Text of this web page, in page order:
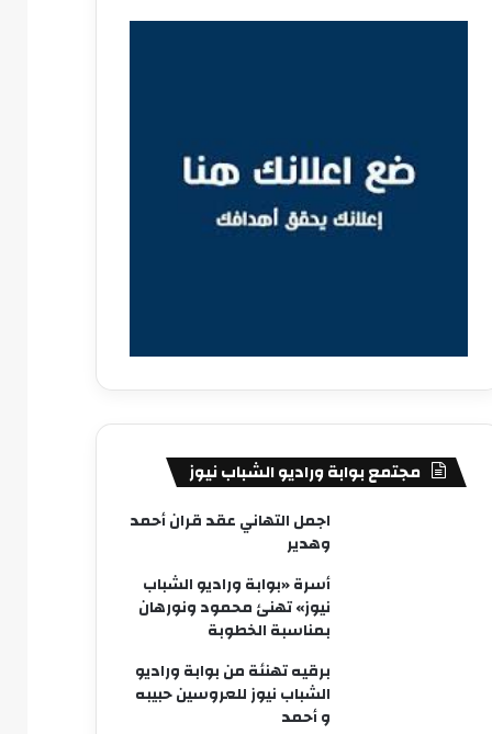
مجتمع بوابة وراديو الشباب نيوز
اجمل التهاني عقد قران أحمد
وهدير
أسرة «بوابة وراديو الشباب
نيوز» تهنئ محمود ونورهان
بمناسبة الخطوبة
برقيه تهنئة من بوابة وراديو
الشباب نيوز للعروسين حبيبه
و أحمد